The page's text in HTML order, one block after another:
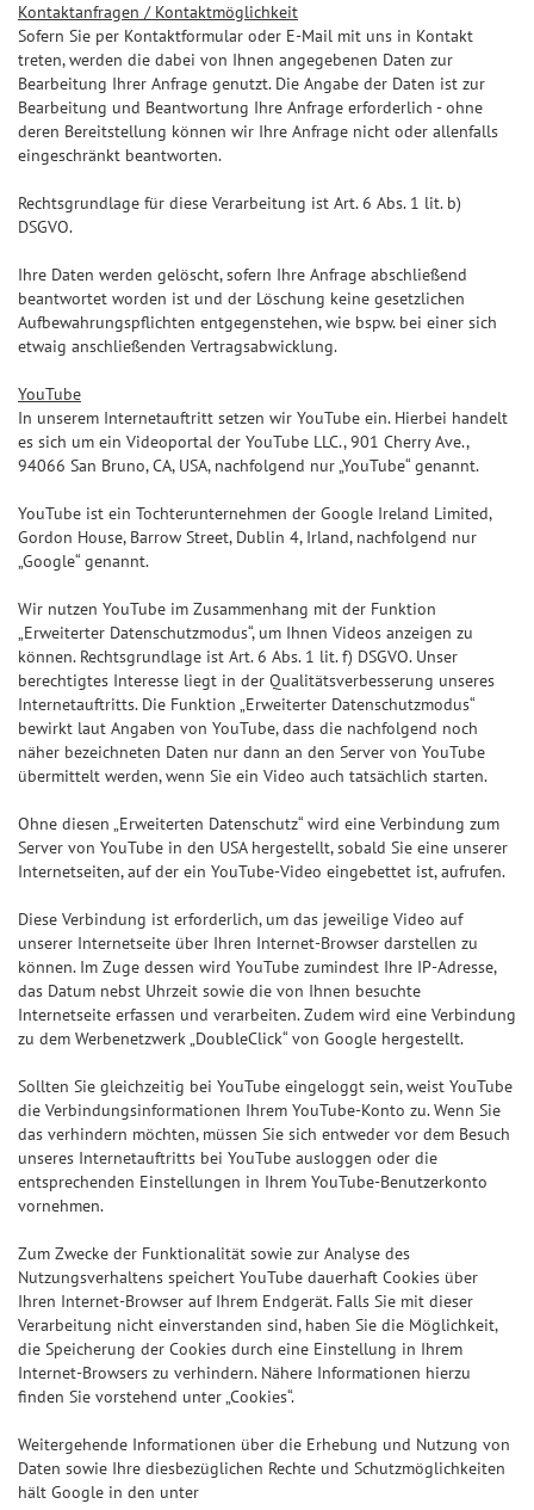
Kontaktanfragen / Kontaktmöglichkeit
Sofern Sie per Kontaktformular oder E-Mail mit uns in Kontakt
treten, werden die dabei von Ihnen angegebenen Daten zur
Bearbeitung Ihrer Anfrage genutzt. Die Angabe der Daten ist zur
Bearbeitung und Beantwortung Ihre Anfrage erforderlich - ohne
deren Bereitstellung können wir Ihre Anfrage nicht oder allenfalls
eingeschränkt beantworten.
Rechtsgrundlage für diese Verarbeitung ist Art. 6 Abs. 1 lit. b)
DSGVO.
Ihre Daten werden gelöscht, sofern Ihre Anfrage abschließend
beantwortet worden ist und der Löschung keine gesetzlichen
Aufbewahrungspflichten entgegenstehen, wie bspw. bei einer sich
etwaig anschließenden Vertragsabwicklung.
YouTube
In unserem Internetauftritt setzen wir YouTube ein. Hierbei handelt
es sich um ein Videoportal der YouTube LLC., 901 Cherry Ave.,
94066 San Bruno, CA, USA, nachfolgend nur „YouTube“ genannt.
YouTube ist ein Tochterunternehmen der Google Ireland Limited,
Gordon House, Barrow Street, Dublin 4, Irland, nachfolgend nur
„Google“ genannt.
Wir nutzen YouTube im Zusammenhang mit der Funktion
„Erweiterter Datenschutzmodus“, um Ihnen Videos anzeigen zu
können. Rechtsgrundlage ist Art. 6 Abs. 1 lit. f) DSGVO. Unser
berechtigtes Interesse liegt in der Qualitätsverbesserung unseres
Internetauftritts. Die Funktion „Erweiterter Datenschutzmodus“
bewirkt laut Angaben von YouTube, dass die nachfolgend noch
näher bezeichneten Daten nur dann an den Server von YouTube
übermittelt werden, wenn Sie ein Video auch tatsächlich starten.
Ohne diesen „Erweiterten Datenschutz“ wird eine Verbindung zum
Server von YouTube in den USA hergestellt, sobald Sie eine unserer
Internetseiten, auf der ein YouTube-Video eingebettet ist, aufrufen.
Diese Verbindung ist erforderlich, um das jeweilige Video auf
unserer Internetseite über Ihren Internet-Browser darstellen zu
können. Im Zuge dessen wird YouTube zumindest Ihre IP-Adresse,
das Datum nebst Uhrzeit sowie die von Ihnen besuchte
Internetseite erfassen und verarbeiten. Zudem wird eine Verbindung
zu dem Werbenetzwerk „DoubleClick“ von Google hergestellt.
Sollten Sie gleichzeitig bei YouTube eingeloggt sein, weist YouTube
die Verbindungsinformationen Ihrem YouTube-Konto zu. Wenn Sie
das verhindern möchten, müssen Sie sich entweder vor dem Besuch
unseres Internetauftritts bei YouTube ausloggen oder die
entsprechenden Einstellungen in Ihrem YouTube-Benutzerkonto
vornehmen.
Zum Zwecke der Funktionalität sowie zur Analyse des
Nutzungsverhaltens speichert YouTube dauerhaft Cookies über
Ihren Internet-Browser auf Ihrem Endgerät. Falls Sie mit dieser
Verarbeitung nicht einverstanden sind, haben Sie die Möglichkeit,
die Speicherung der Cookies durch eine Einstellung in Ihrem
Internet-Browsers zu verhindern. Nähere Informationen hierzu
finden Sie vorstehend unter „Cookies“.
Weitergehende Informationen über die Erhebung und Nutzung von
Daten sowie Ihre diesbezüglichen Rechte und Schutzmöglichkeiten
hält Google in den unter